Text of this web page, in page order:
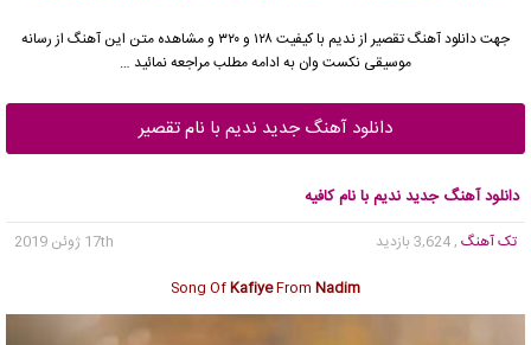
جهت دانلود آهنگ تقصیر ازندیم
با کیفیت ۱۲۸ و ۳۲۰ و مشاهده متن این آهنگ از رسانه
موسیقی نکست وان به ادامه مطلب مراجعه نمائید …
دانلود آهنگ جدید ندیم با نام تقصیر
دانلود آهنگ جدید ندیم با نام کافیه
تک آهنگ , 3,624 بازدید
17th ژوئن 2019
Song OfKafiyeFrom Nadim